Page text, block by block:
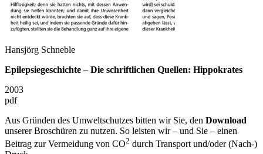
Hansjörg Schneble
Epilepsiegeschichte – Die schriftlichen Quellen: Hippokrates
2003
pdf
Aus Gründen des Umweltschutzes bitten wir Sie, den Download
unserer Broschüren zu nutzen. So leisten wir – und Sie – einen
Beitrag zur Vermeidung von CO2 durch Transport und/oder (Nach-)